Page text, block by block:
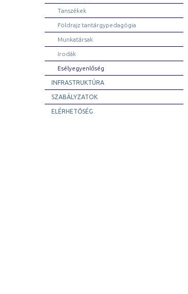
Tanszékek
Földrajz tantárgypedagógia
Munkatársak
Irodák
Esélyegyenlőség
INFRASTRUKTÚRA
SZABÁLYZATOK
ELÉRHETŐSÉG